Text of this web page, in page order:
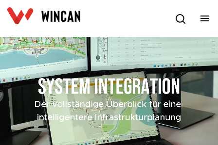
Deutsch